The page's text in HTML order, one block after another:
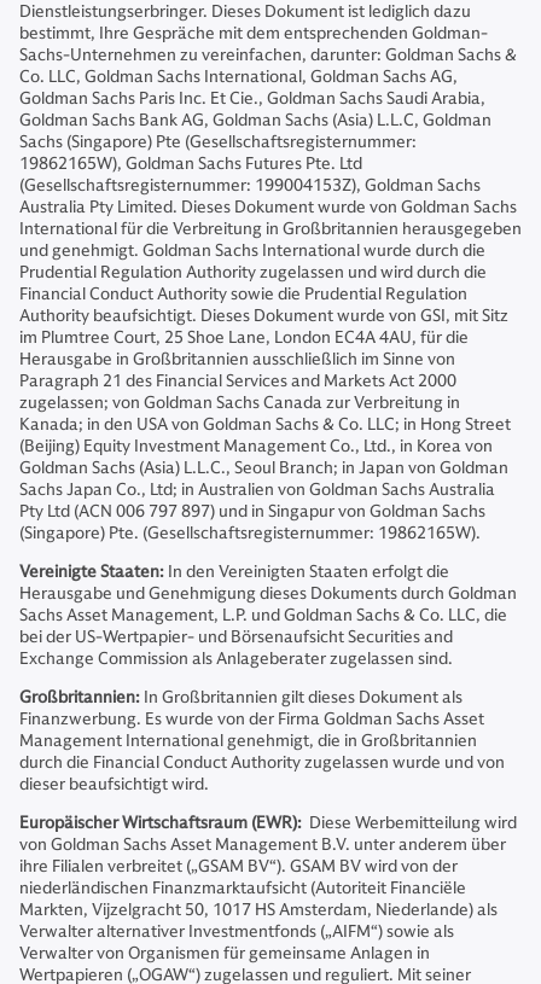
Dienstleistungserbringer. Dieses Dokument ist lediglich dazu
bestimmt, Ihre Gespräche mit dem entsprechenden Goldman-
Sachs-Unternehmen zu vereinfachen, darunter: Goldman Sachs &
Co. LLC, Goldman Sachs International, Goldman Sachs AG,
Goldman Sachs Paris Inc. Et Cie., Goldman Sachs Saudi Arabia,
Goldman Sachs Bank AG, Goldman Sachs (Asia) L.L.C, Goldman
Sachs (Singapore) Pte (Gesellschaftsregisternummer:
19862165W), Goldman Sachs Futures Pte. Ltd
(Gesellschaftsregisternummer: 199004153Z), Goldman Sachs
Australia Pty Limited. Dieses Dokument wurde von Goldman Sachs
International für die Verbreitung in Großbritannien herausgegeben
und genehmigt. Goldman Sachs International wurde durch die
Prudential Regulation Authority zugelassen und wird durch die
Financial Conduct Authority sowie die Prudential Regulation
Authority beaufsichtigt. Dieses Dokument wurde von GSI, mit Sitz
im Plumtree Court, 25 Shoe Lane, London EC4A 4AU, für die
Herausgabe in Großbritannien ausschließlich im Sinne von
Paragraph 21 des Financial Services and Markets Act 2000
zugelassen; von Goldman Sachs Canada zur Verbreitung in
Kanada; in den USA von Goldman Sachs & Co. LLC; in Hong Street
(Beijing) Equity Investment Management Co., Ltd., in Korea von
Goldman Sachs (Asia) L.L.C., Seoul Branch; in Japan von Goldman
Sachs Japan Co., Ltd; in Australien von Goldman Sachs Australia
Pty Ltd (ACN 006 797 897) und in Singapur von Goldman Sachs
(Singapore) Pte. (Gesellschaftsregisternummer: 19862165W).
Vereinigte Staaten: In den Vereinigten Staaten erfolgt die
Herausgabe und Genehmigung dieses Dokuments durch Goldman
Sachs Asset Management, L.P. und Goldman Sachs & Co. LLC, die
bei der US-Wertpapier- und Börsenaufsicht Securities and
Exchange Commission als Anlageberater zugelassen sind.
Großbritannien: In Großbritannien gilt dieses Dokument als
Finanzwerbung. Es wurde von der Firma Goldman Sachs Asset
Management International genehmigt, die in Großbritannien
durch die Financial Conduct Authority zugelassen wurde und von
dieser beaufsichtigt wird.
Europäischer Wirtschaftsraum (EWR): Diese Werbemitteilung wird
von Goldman Sachs Asset Management B.V. unter anderem über
ihre Filialen verbreitet („GSAM BV“). GSAM BV wird von der
niederländischen Finanzmarktaufsicht (Autoriteit Financiële
Markten, Vijzelgracht 50, 1017 HS Amsterdam, Niederlande) als
Verwalter alternativer Investmentfonds („AIFM“) sowie als
Verwalter von Organismen für gemeinsame Anlagen in
Wertpapieren („OGAW“) zugelassen und reguliert. Mit seiner